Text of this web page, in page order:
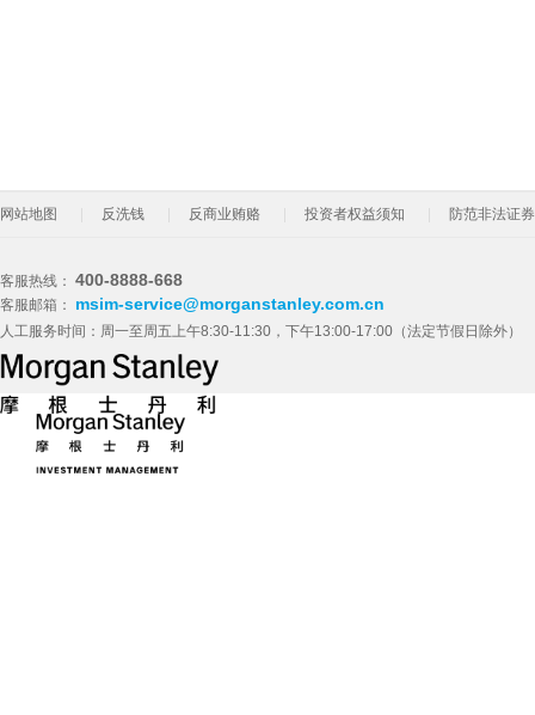
网站地图 反洗钱 反商业贿赂 投资者权益须知 防范非法证
客服热线： 400-8888-668
客服邮箱： msim-service@morganstanley.com.cn
人工服务时间：周一至周五上午8:30-11:30，下午13:00-17:00（法定节假日除外）